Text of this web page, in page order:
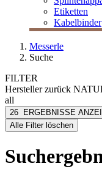
Etiketten
Kabelbinder
Messerle
Suche
FILTER
Herstellerzurück
all
Natur all
[e] one
3M
26
ERGEBNISSE
Alle Filter löschen